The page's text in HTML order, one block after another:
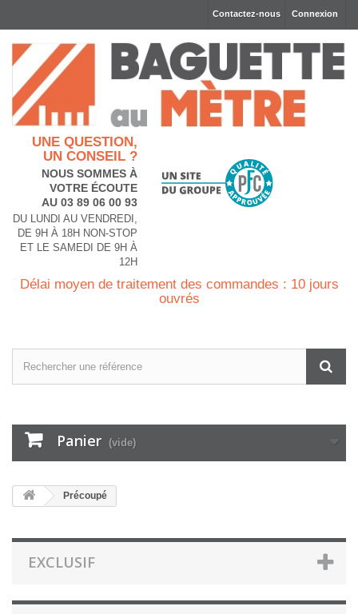
Connexion
Contactez-nous
UNE QUESTION,
UN CONSEIL ?
NOUS SOMMES À
VOTRE ÉCOUTE
AU 03 89 06 00 93
DU LUNDI AU VENDREDI,
DE 9H À 18H NON-STOP
ET LE SAMEDI DE 9H À
12H
Délai moyen de traitement des commandes : 10 jours
ouvrés
Panier (vide)
Précoupé
EXCLUSIF